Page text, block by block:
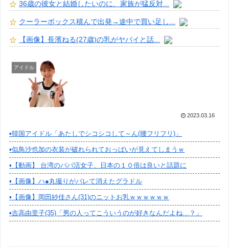
36歳の彼女と結婚したいのに、家族が猛反対...
クーラーボックス積んで出発→途中で買い足し...
【画像】長濱ねる(27歳)の乳がヤバイと話...
アイドル
2023.03.16
▪️韓国アイドル「あたしでシコシコして～ん(腰フリフリ)」
▪️似鳥沙也加の衣装が破れられておっぱいが見えてしまうｗ
▪️【動画】 台湾のパパ活女子、日本の１０倍は良いと話題に
▪️【画像】ハ●丸撮りがバレて消えたグラドル
▪️【画像】岡田紗佳さん(31)のニットお乳ｗｗｗｗｗｗ
▪️吉高由里子(35)「男の人ってこういうのが好きなんだよね…？」